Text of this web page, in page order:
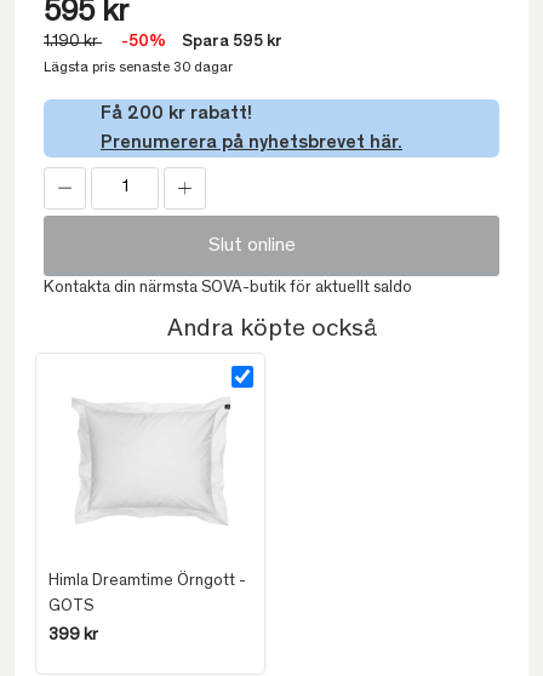
595 kr
1.190 kr -50% Spara 595 kr
Lägsta pris senaste 30 dagar
Få 200 kr rabatt!
Prenumerera på nyhetsbrevet här.
Slut online
Kontakta din närmsta SOVA-butik för aktuellt saldo
Andra köpte också
Himla Dreamtime Örngott -
GOTS
399 kr